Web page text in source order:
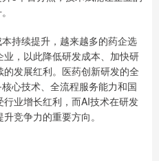
持续提升，越来越多的药企选
，以此降低研发成本、加快研
发展红利。医药创新研发的全
心技术、全流程服务能力和国
业增长红利，而AI技术在研发
竞争力的重要方向。